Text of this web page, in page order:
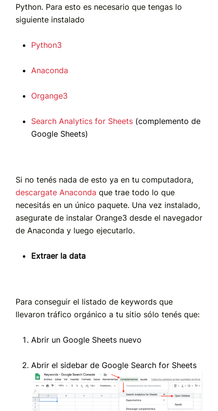
Python. Para esto es necesario que tengas lo
siguiente instalado
Python3
Anaconda
Organge3
Search Analytics for Sheets (complemento de
Google Sheets)
Si no tenés nada de esto ya en tu computadora,
descargate Anaconda que trae todo lo que
necesitás en un único paquete. Una vez instalado,
asegurate de instalar Orange3 desde el navegador
de Anaconda y luego ejecutarlo.
Extraer la data
Para conseguir el listado de keywords que
llevaron tráfico orgánico a tu sitio sólo tenés que:
Abrir un Google Sheets nuevo
Abrir el sidebar de Google Search for Sheets